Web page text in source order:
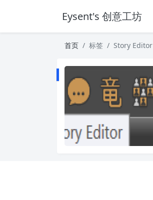
Eysent's 创意工坊
首页 标签 Story Editor